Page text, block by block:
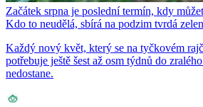
Začátek srpna je poslední termín, kdy
Kdo to neudělá, sbírá na podzim tvrdá
Každý nový květ, který se na tyčkovém
potřebuje ještě šest až osm týdnů do
nedostane.